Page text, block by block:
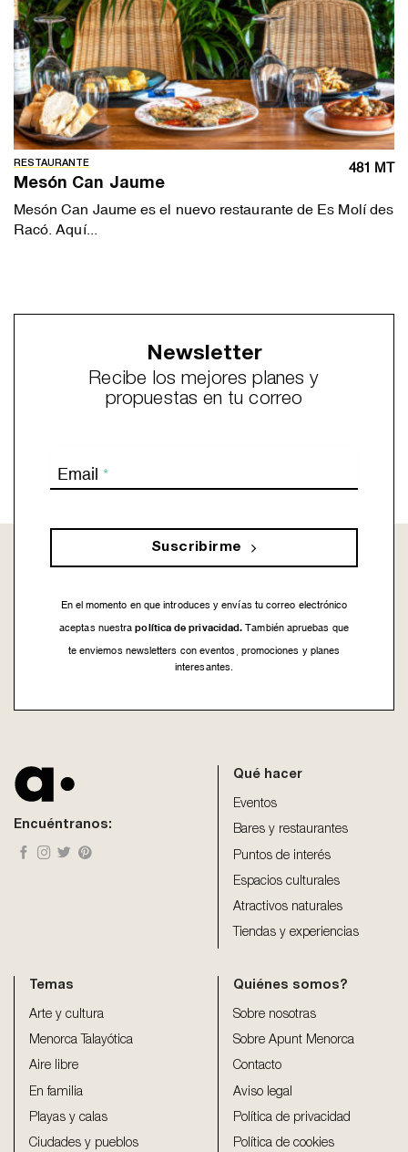
RESTAURANTE 481 MT
Mesón Can Jaume
Mesón Can Jaume es el nuevo restaurante de Es Molí des
Racó. Aquí...
Newsletter
Recibe los mejores planes y
propuestas en tu correo
Email *
Suscribirme
En el momento en que introduces y envías tu correo electrónico
aceptas nuestra política de privacidad. También apruebas que
te enviemos newsletters con eventos, promociones y planes
interesantes.
left
Encuéntranos:
Qué hacer
Eventos
Bares y restaurantes
Puntos de interés
Espacios culturales
Atractivos naturales
Tiendas y experiencias
Temas
Arte y cultura
Menorca Talayótica
Aire libre
En familia
Playas y calas
Ciudades y pueblos
Quiénes somos?
Sobre nosotras
Sobre Apunt Menorca
Contacto
Aviso legal
Política de privacidad
Política de cookies